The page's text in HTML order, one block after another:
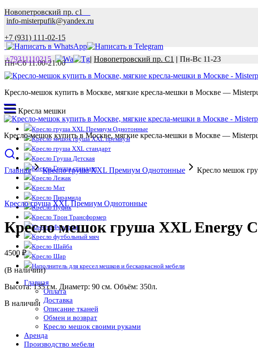
Новопетровский пр. с1
info-misterpufik@yandex.ru
+7 (931) 111-02-15
Пн-Сб 11.00-21.00
+79311110215 | Новопетровский пр. С1 | Пн-Вс 11-23
Кресло-мешок купить в Москве, мягкие кресла-мешки в Москве —
Кресла мешки
Кресло груша XXL Премиум Однотонные
Кресло мешок груша XXL премиум
Кресло груша XXL стандарт
Кресло Груша Детская
Кресло Груша стандарт
Кресло Лежак
Кресло Мат
Кресло Пирамида
Кресло Пуфик
Кресло Трон Трансформер
Кресло Ферарри
Кресло футбольный мяч
Кресло Шайба
Кресло Шар
Наполнитель для кресел мешков и бескаркасной мебели
Главная
Оплата
Доставка
Описание тканей
Обмен и возврат
Кресло мешок своими руками
Аренда
Производство мебели
Кресло-мешок купить в Москве, мягкие кресла-мешки в Москве —
Главная Кресло груша XXL Премиум Однотонные Кресло мешок
Кресло груша XXL Премиум Однотонные
Кресло мешок груша XXL Energy
4500 ₽
(В наличии)
Высота: 135 см. Диаметр: 90 см. Объём: 350л.
В наличии